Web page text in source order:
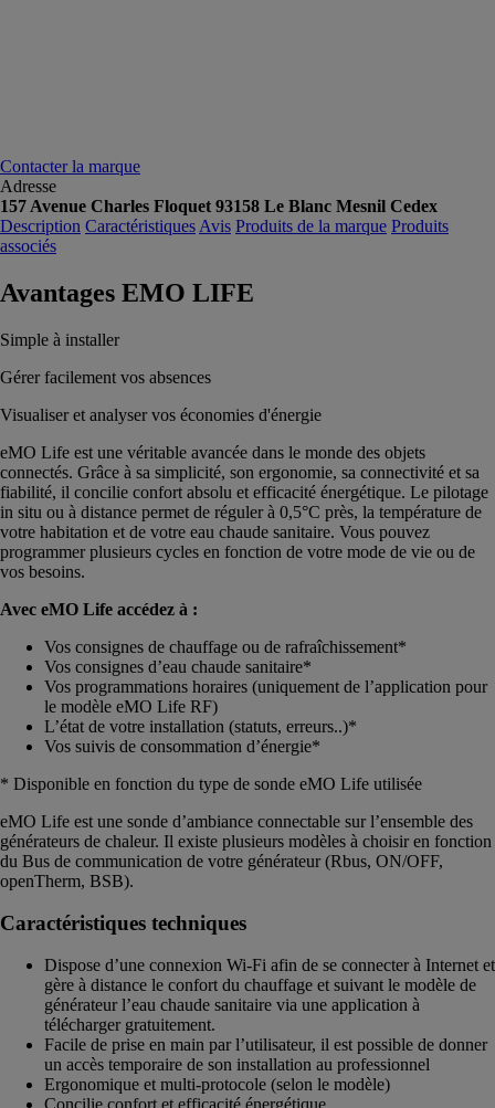
Contacter la marque
Adresse
157 Avenue Charles Floquet 93158 Le Blanc Mesnil Cedex
Description Caractéristiques Avis Produits de la marque Produits
associés
Avantages EMO LIFE
Simple à installer
Gérer facilement vos absences
Visualiser et analyser vos économies d'énergie
eMO Life est une véritable avancée dans le monde des objets
connectés. Grâce à sa simplicité, son ergonomie, sa connectivité et sa
fiabilité, il concilie confort absolu et efficacité énergétique. Le pilotage
in situ ou à distance permet de réguler à 0,5°C près, la température de
votre habitation et de votre eau chaude sanitaire. Vous pouvez
programmer plusieurs cycles en fonction de votre mode de vie ou de
vos besoins.
Avec eMO Life accédez à :
Vos consignes de chauffage ou de rafraîchissement*
Vos consignes d’eau chaude sanitaire*
Vos programmations horaires (uniquement de l’application pour
le modèle eMO Life RF)
L’état de votre installation (statuts, erreurs..)*
Vos suivis de consommation d’énergie*
* Disponible en fonction du type de sonde eMO Life utilisée
eMO Life est une sonde d’ambiance connectable sur l’ensemble des
générateurs de chaleur. Il existe plusieurs modèles à choisir en fonction
du Bus de communication de votre générateur (Rbus, ON/OFF,
openTherm, BSB).
Caractéristiques techniques
Dispose d’une connexion Wi-Fi afin de se connecter à Internet et
gère à distance le confort du chauffage et suivant le modèle de
générateur l’eau chaude sanitaire via une application à
télécharger gratuitement.
Facile de prise en main par l’utilisateur, il est possible de donner
un accès temporaire de son installation au professionnel
Ergonomique et multi-protocole (selon le modèle)
Concilie confort et efficacité énergétique